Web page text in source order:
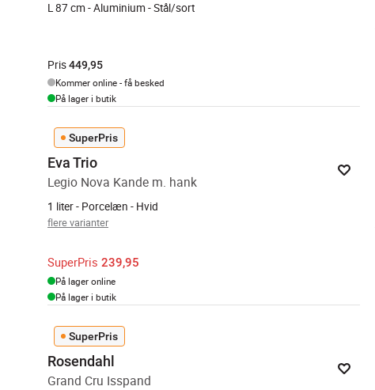
L 87 cm - Aluminium - Stål/sort
Pris449,95
Kommer online - få besked
På lager i butik
SuperPris
Eva Trio
Legio Nova Kande m. hank
1 liter - Porcelæn - Hvid
flere varianter
SuperPris 239,95
På lager online
På lager i butik
SuperPris
Rosendahl
Grand Cru Isspand